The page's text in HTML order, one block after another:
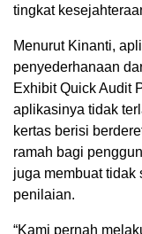
tingkat
Menurut Kinanti,
penyederhanaan
Exhibit Quick Audit
aplikasinya tidak
kertas berisi
ramah bagi
juga membuat tidak
penilaian.
“Kami pernah